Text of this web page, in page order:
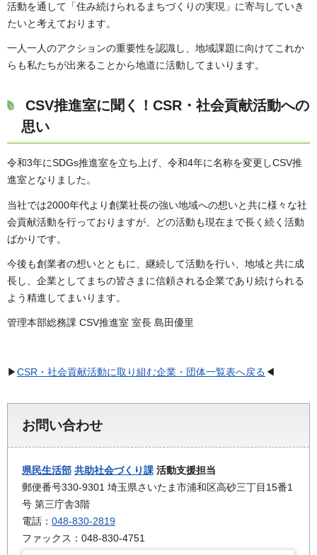
活動を通して「住み続けられるまちづくりの実現」に寄与していき
たいと考えております。
一人一人のアクションの重要性を認識し、地域課題に向けてこれか
らも私たちが出来ることから地道に活動してまいります。
CSV推進室に聞く！CSR・社会貢献活動への
思い
令和3年にSDGs推進室を立ち上げ、令和4年に名称を変更しCSV推
進室となりました。
当社では2000年代より創業社長の強い地域への想いと共に様々な社
会貢献活動を行っておりますが、どの活動も現在まで長く続く活動
ばかりです。
今後も創業者の想いとともに、継続して活動を行い、地域と共に成
長し、企業としてまちの皆さまに信頼される企業であり続けられる
よう精進してまいります。
管理本部総務課 CSV推進室 室長 島田優里
▶CSR・社会貢献活動に取り組む企業・団体一覧表へ戻る ◀
お問い合わせ
県民生活部 共助社会づくり課 活動支援担当
郵便番号330-9301 埼玉県さいたま市浦和区高砂三丁目15番1
号 第三庁舎3階
電話： 048-830-2819
ファックス：048-830-4751